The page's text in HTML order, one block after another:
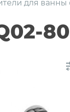
для ванны